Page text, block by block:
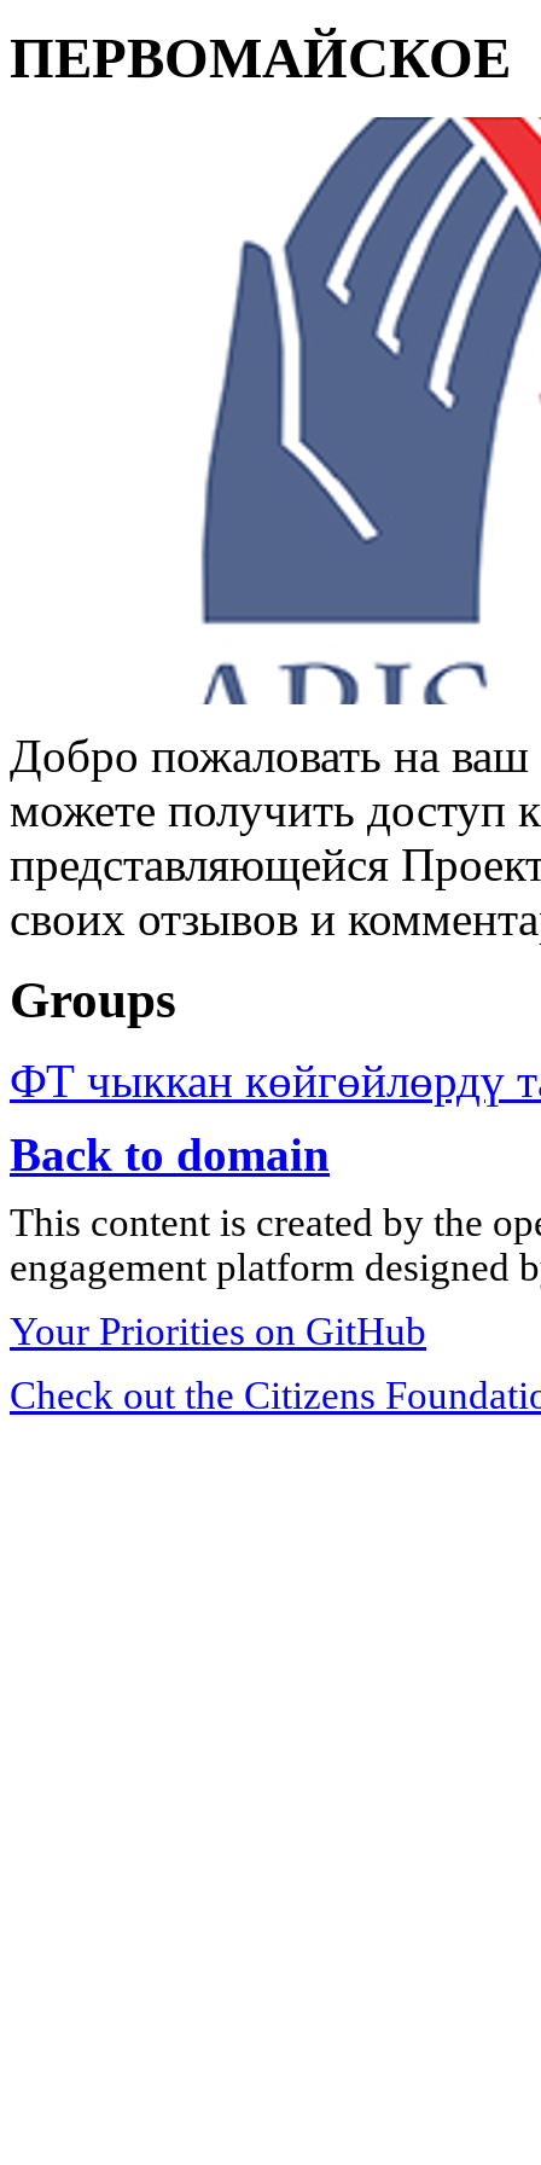
ПЕРВОМАЙСКОЕ
Добро пожаловать на
можете получить доступ
представляющейся
своих отзывов и
Groups
ФТ чыккан көйгөйлөрдү
Back to domain
This content is created by the
engagement platform designed
Your Priorities on GitHub
Check out the Citizens